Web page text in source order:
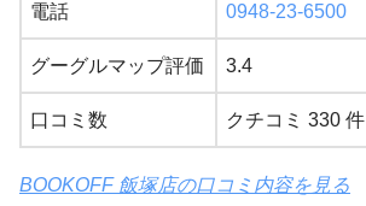
電話 0948-23-6500
グーグルマップ評価 3.4
口コミ数 クチコミ 330 件
BOOKOFF 飯塚店の口コミ内容を見る